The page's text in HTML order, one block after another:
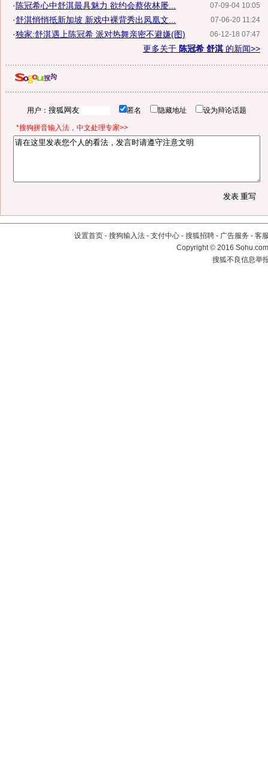
07-09-04 10:05
· 陈冠希心中舒淇最具魅力 欲约会蔡依林屡...
07-06-20 11:24
·舒淇悄悄抵新加坡 新戏中裸背秀出凤凰文...
06-12-18 07:47
·独家:舒淇遇上陈冠希 派对热舞亲密不避嫌(图)
更多关于 陈冠希 舒淇的新闻>>
用户： 匿名 隐藏地址 设为辩论话题
*搜狗拼音输入法，中文处理专家>>
设置首页 - 搜狗输入法 - 支付中心 - 搜狐招聘 - 广告服务 - 客
Copyright©2016
搜狐不良信息举